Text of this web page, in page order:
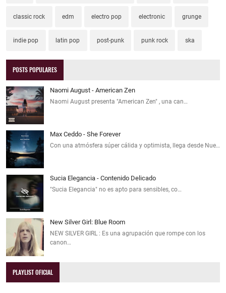
classic rock edm electro pop electronic grunge
indie pop latin pop post-punk punk rock ska
POSTS POPULARES
Naomi August - American Zen
Naomi August presenta "American Zen" , una can…
Max Ceddo - She Forever
Con una atmósfera súper cálida y optimista, llega desde Nue…
Sucia Elegancia - Contenido Delicado
"Sucia Elegancia" no es apto para sensibles, co…
New Silver Girl: Blue Room
NEW SILVER GIRL : Es una agrupación que rompe con los
canon…
PLAYLIST OFICIAL